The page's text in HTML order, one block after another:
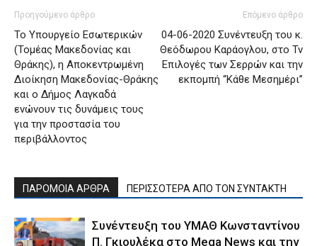
Προηγούμενο άρθρο
Το Υπουργείο Εσωτερικών
(Τομέας Μακεδονίας και
Θράκης), η Αποκεντρωμένη
Διοίκηση Μακεδονίας-Θράκης
και ο Δήμος Λαγκαδά
ενώνουν τις δυνάμεις τους
για την προστασία του
περιβάλλοντος
Επόμενο άρθρο
04-06-2020 Συνέντευξη του κ.
Θεόδωρου Καράογλου, στο Tv
Επιλογές των Σερρών και την
εκπομπή “Κάθε Μεσημέρι”
ΠΑΡΟΜΟΙΑ ΑΡΘΡΑ ΠΕΡΙΣΣΟΤΕΡΑ ΑΠΟ ΤΟΝ ΣΥΝΤΑΚΤΗ
Συνέντευξη του ΥΜΑΘ Κωνσταντίνου
Π. Γκιουλέκα στο Mega News και την